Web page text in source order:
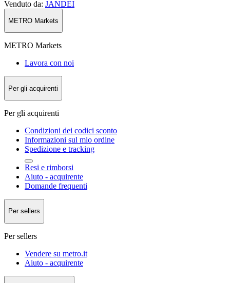
Venduto da: JANDEI
METRO Markets
METRO Markets
Lavora con noi
Per gli acquirenti
Per gli acquirenti
Condizioni dei codici sconto
Informazioni sul mio ordine
Spedizione e tracking
Resi e rimborsi
Aiuto - acquirente
Domande frequenti
Per sellers
Per sellers
Vendere su metro.it
Aiuto - acquirente